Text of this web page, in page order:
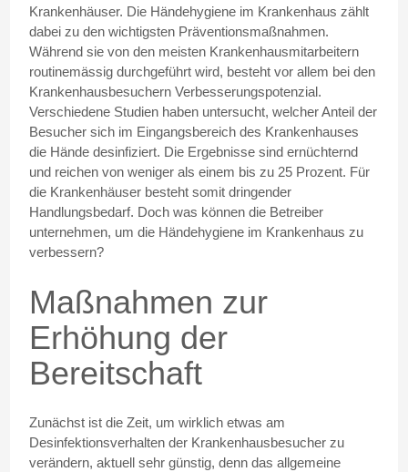
Krankenhäuser. Die Händehygiene im Krankenhaus zählt
dabei zu den wichtigsten Präventionsmaßnahmen.
Während sie von den meisten Krankenhausmitarbeitern
routinemässig durchgeführt wird, besteht vor allem bei den
Krankenhausbesuchern Verbesserungspotenzial.
Verschiedene Studien haben untersucht, welcher Anteil der
Besucher sich im Eingangsbereich des Krankenhauses
die Hände desinfiziert. Die Ergebnisse sind ernüchternd
und reichen von weniger als einem bis zu 25 Prozent. Für
die Krankenhäuser besteht somit dringender
Handlungsbedarf. Doch was können die Betreiber
unternehmen, um die Händehygiene im Krankenhaus zu
verbessern?
Maßnahmen zur
Erhöhung der
Bereitschaft
Zunächst ist die Zeit, um wirklich etwas am
Desinfektionsverhalten der Krankenhausbesucher zu
verändern, aktuell sehr günstig, denn das allgemeine